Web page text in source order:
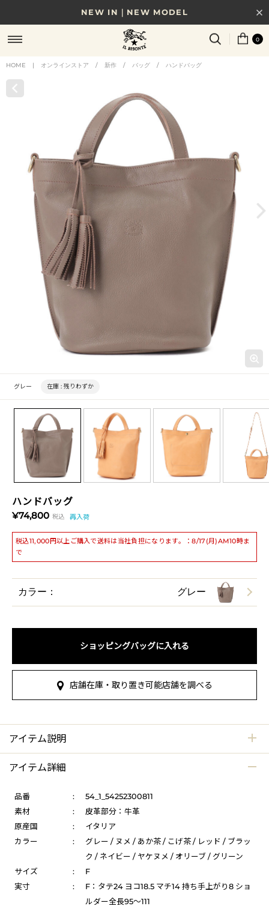
NEW IN｜NEW MODEL
8/17(月)10時まで｜税込11,000円以上で送料無料
贈る相手やシーンから選べる、新しいギフトガイド
0
HOME | オンラインストア / 新作 / バッグ / ハンドバッグ
ハンドバッグ
¥74,800 税込 再入荷
税込11,000円以上ご購入で送料は当社負担になります。：8/17(月)AM10時ま
で
グレー 在庫 : 残りわずか
カラー： グレー
ショッピングバッグに入れる
店舗在庫・取り置き可能店舗を調べる
アイテム説明
アイテム詳細
品番 :
54_1_54252300811
素材
:
皮革部分：牛革
原産国
:
イタリア
カラー
:
グレー / ヌメ / あか茶 / こげ茶 / レッド / ブラッ
ク / ネイビー / ヤケヌメ / オリーブ / グリーン
サイズ
:
F
実寸
:
F：タテ24 ヨコ18.5 マチ14 持ち手上がり8 ショ
ルダー全長95～111